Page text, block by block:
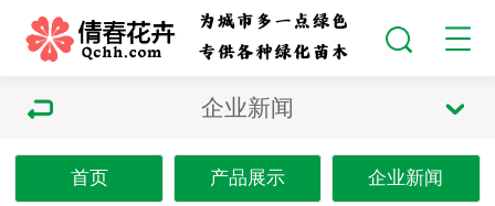
企业新闻
首页 产品展示 企业新闻